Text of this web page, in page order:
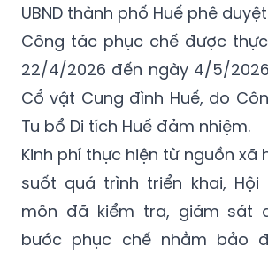
UBND thành phố Huế phê
Công tác phục chế được
22/4/2026 đến ngày 4/5/
Cổ vật Cung đình Huế, do
Tu bổ Di tích Huế đảm nhiệm.
Kinh phí thực hiện từ nguồn xã
suốt quá trình triển khai, Hội
môn đã kiểm tra, giám sát
bước phục chế nhằm bảo